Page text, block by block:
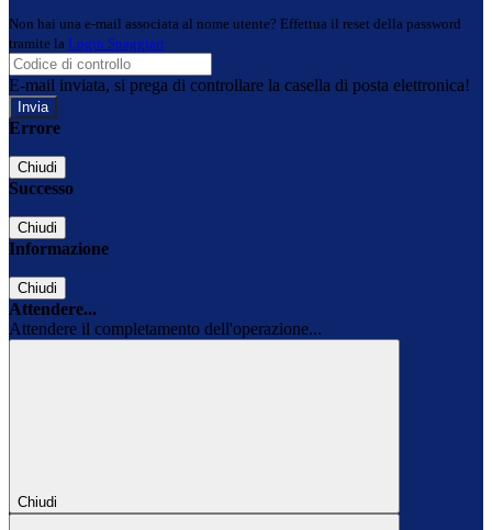
Non hai una e-mail associata al nome utente? Effettua il reset della password
tramite la Login Spaggiari
E-mail inviata, si prega di controllare la casella di posta elettronica!
Errore
Chiudi
Successo
Chiudi
Informazione
Chiudi
Attendere...
Attendere il completamento dell'operazione...
Chiudi